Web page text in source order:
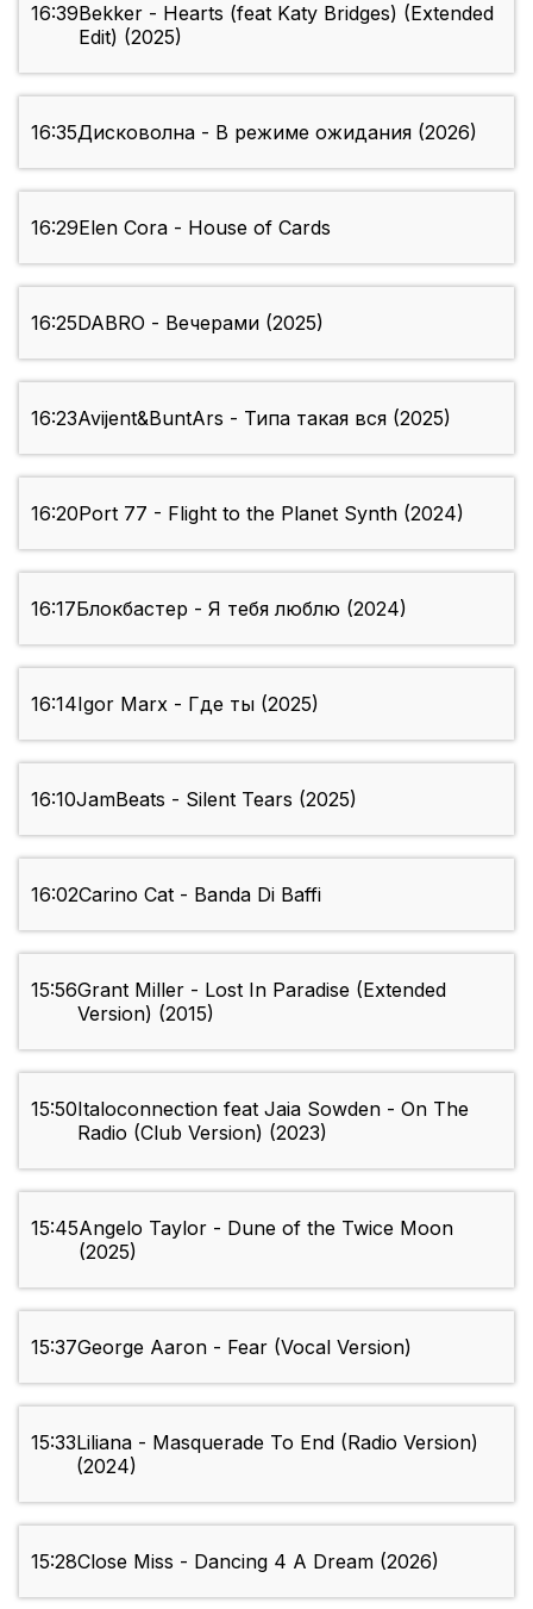
16:39Bekker - Hearts (feat Katy Bridges) (Extended
Edit) (2025)
16:35Дисковолна - В режиме ожидания (2026)
16:29Elen Cora - House of Cards
16:25DABRO - Вечерами (2025)
16:23Avijent&BuntArs - Типа такая вся (2025)
16:20Port 77 - Flight to the Planet Synth (2024)
16:17Блокбастер - Я тебя люблю (2024)
16:14Igor Marx - Где ты (2025)
16:10JamBeats - Silent Tears (2025)
16:02Carino Cat - Banda Di Baffi
15:56Grant Miller - Lost In Paradise (Extended
Version) (2015)
15:50Italoconnection feat Jaia Sowden - On The
Radio (Club Version) (2023)
15:45Angelo Taylor - Dune of the Twice Moon
(2025)
15:37George Aaron - Fear (Vocal Version)
15:33Liliana - Masquerade To End (Radio Version)
(2024)
15:28Close Miss - Dancing 4 A Dream (2026)